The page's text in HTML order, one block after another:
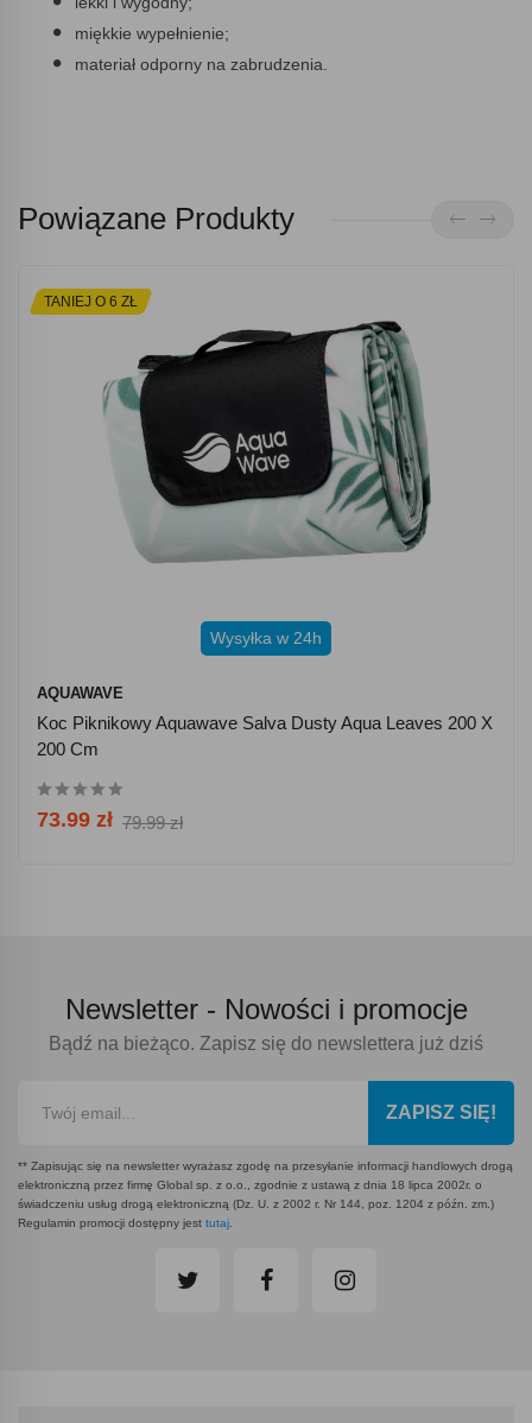
miękkie wypełnienie;
materiał odporny na zabrudzenia.
Powiązane Produkty
TANIEJ O 6 ZŁ
Wysyłka w 24h
AQUAWAVE
Koc Piknikowy Aquawave Salva Dusty Aqua Leaves 200 X
200 Cm
73.99 zł 79.99 zł
Newsletter - Nowości i promocje
Bądź na bieżąco. Zapisz się do newslettera już dziś
ZAPISZ SIĘ!
** Zapisując się na newsletter wyrażasz zgodę na przesyłanie informacji handlowych drogą
elektroniczną przez firmę Global sp. z o.o., zgodnie z ustawą z dnia 18 lipca 2002r. o
świadczeniu usług drogą elektroniczną (Dz. U. z 2002 r. Nr 144, poz. 1204 z późn. zm.)
Regulamin promocji dostępny jest tutaj.